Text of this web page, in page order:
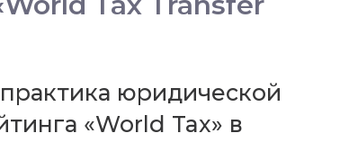
юридической
«World Tax» в